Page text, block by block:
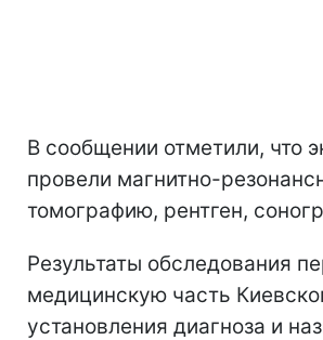
В сообщении отметили, что
провели магнитно-
томографию, рентген,
Результаты обследования
медицинскую часть
установления диагноза и